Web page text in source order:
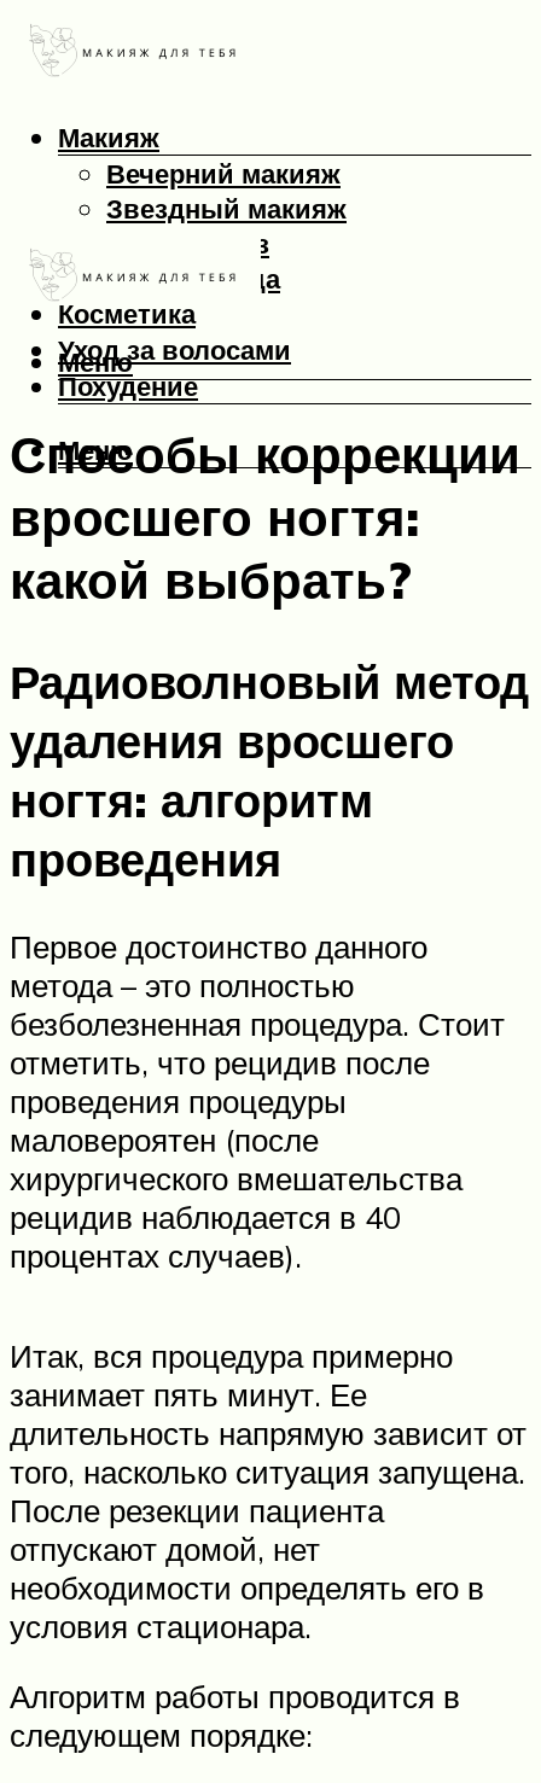
Макияж
Вечерний макияж
Звездный макияж
Макияж глаз
Макияж лица
Косметика
Уход за волосами
Похудение
Меню
Меню
Способы коррекции
вросшего ногтя:
какой выбрать?
Радиоволновый метод
удаления вросшего
ногтя: алгоритм
проведения
Первое достоинство данного
метода – это полностью
безболезненная процедура. Стоит
отметить, что рецидив после
проведения процедуры
маловероятен (после
хирургического вмешательства
рецидив наблюдается в 40
процентах случаев).
Итак, вся процедура примерно
занимает пять минут. Ее
длительность напрямую зависит от
того, насколько ситуация запущена.
После резекции пациента
отпускают домой, нет
необходимости определять его в
условия стационара.
Алгоритм работы проводится в
следующем порядке: